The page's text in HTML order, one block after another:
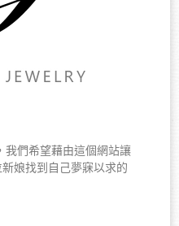
我們希望藉由這個網站讓
娘找到自己夢寐以求的